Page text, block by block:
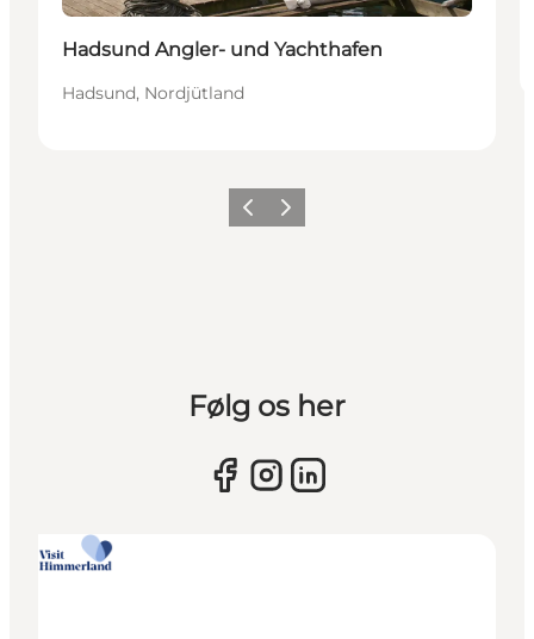
Hadsund Angler- und Yachthafen
Hadsund, Nordjütland
Vorherige Folie
Nächste Folie
Følg os her